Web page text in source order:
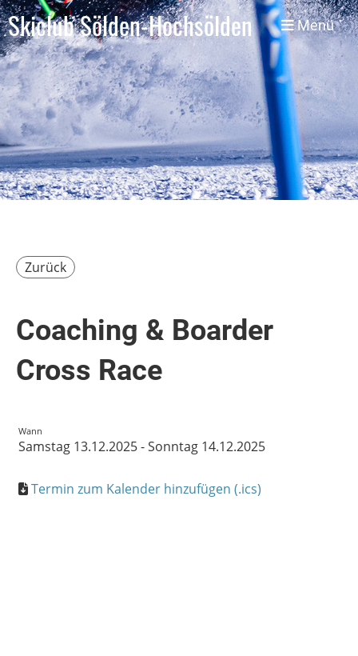
Skiclub Sölden-Hochsölden Menü
Zurück
Coaching & Boarder
Cross Race
Wann
Samstag 13.12.2025 - Sonntag 14.12.2025
Termin zum Kalender hinzufügen (.ics)